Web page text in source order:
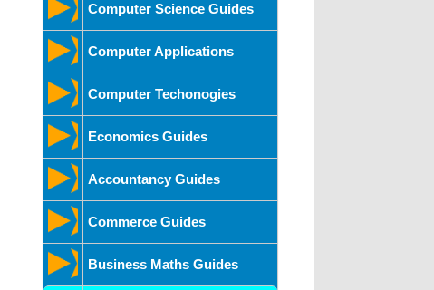
Computer Science Guides
Computer Applications
Computer Techonogies
Economics Guides
Accountancy Guides
Commerce Guides
Business Maths Guides